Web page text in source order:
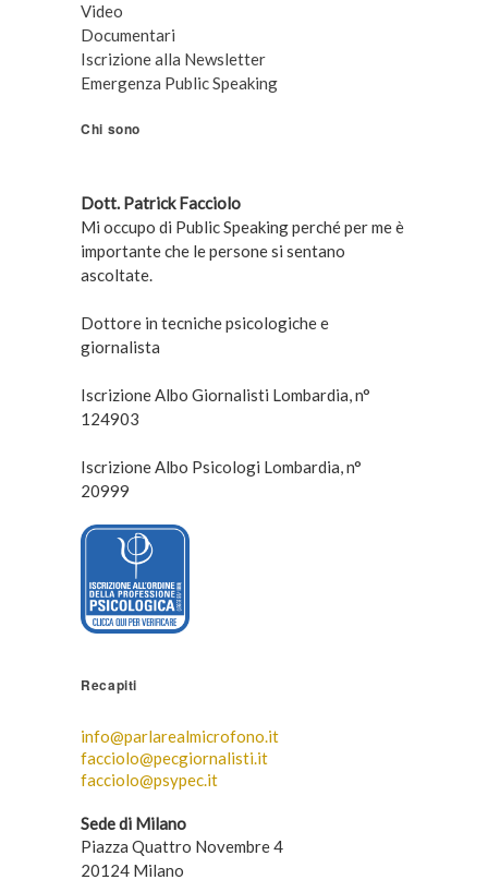
Video
Documentari
Iscrizione alla Newsletter
Emergenza Public Speaking
Chi sono
Dott. Patrick Facciolo
Mi occupo di Public Speaking perché per me è
importante che le persone si sentano
ascoltate.
Dottore in tecniche psicologiche e
giornalista
Iscrizione Albo Giornalisti Lombardia, n°
124903
Iscrizione Albo Psicologi Lombardia, n°
20999
Recapiti
info@parlarealmicrofono.it
facciolo@pecgiornalisti.it
facciolo@psypec.it
Sede di Milano
Piazza Quattro Novembre 4
20124 Milano